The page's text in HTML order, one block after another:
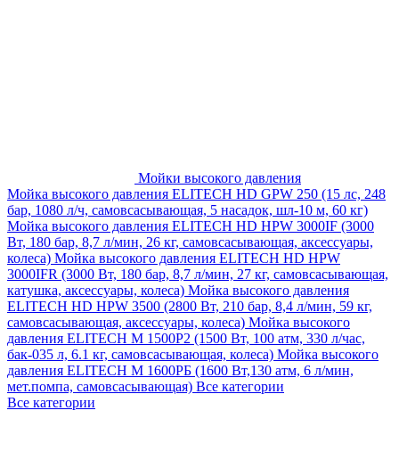
Мойки высокого давления
Мойка высокого давления ELITECH HD GPW 250 (15 лс, 248
бар, 1080 л/ч, самовсасывающая, 5 насадок, шл-10 м, 60 кг)
Мойка высокого давления ELITECH HD HPW 3000IF (3000
Вт, 180 бар, 8,7 л/мин, 26 кг, самовсасывающая, аксессуары,
колеса) Мойка высокого давления ELITECH HD HPW
3000IFR (3000 Вт, 180 бар, 8,7 л/мин, 27 кг, самовсасывающая,
катушка, аксессуары, колеса) Мойка высокого давления
ELITECH HD HPW 3500 (2800 Вт, 210 бар, 8,4 л/мин, 59 кг,
самовсасывающая, аксессуары, колеса) Мойка высокого
давления ELITECH M 1500P2 (1500 Вт, 100 атм, 330 л/час,
бак-035 л, 6.1 кг, самовсасывающая, колеса) Мойка высокого
давления ELITECH М 1600РБ (1600 Вт,130 атм, 6 л/мин,
мет.помпа, самовсасывающая) Все категории
Все категории